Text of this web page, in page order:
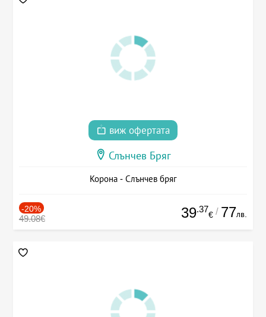
виж офертата
Слънчев Бряг
Корона - Слънчев бряг
-20%
49.08€ 39.37
€ / 77лв.